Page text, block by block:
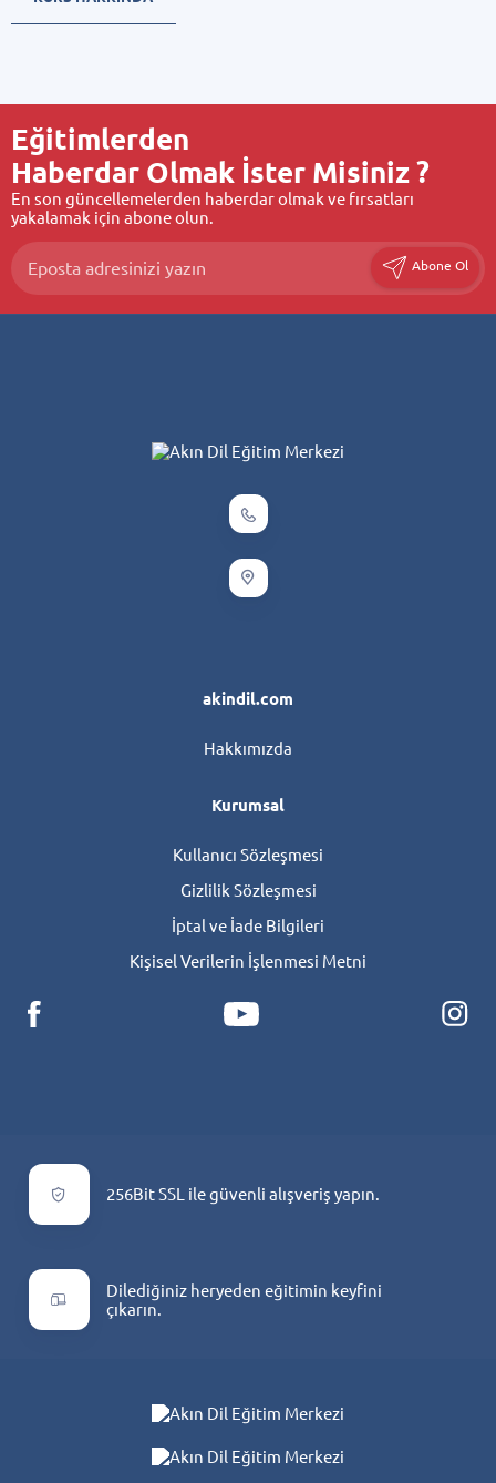
Eğitimlerden
Haberdar Olmak İster Misiniz ?
En son güncellemelerden haberdar olmak ve fırsatları
yakalamak için abone olun.
Abone Ol
akindil.com
Hakkımızda
Kurumsal
Kullanıcı Sözleşmesi
Gizlilik Sözleşmesi
İptal ve İade Bilgileri
Kişisel Verilerin İşlenmesi Metni
256Bit SSL ile güvenli alışveriş yapın.
Dilediğiniz heryeden eğitimin keyfini
çıkarın.